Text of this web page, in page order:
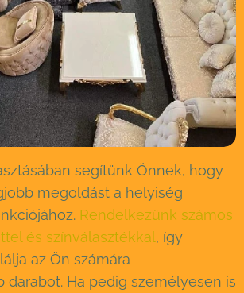
segítünk Önnek, hogy
megoldást a helyiség
Rendelkezünk számos
és színválasztékkal , így
az Ön számára
darabot. Ha pedig személyesen is